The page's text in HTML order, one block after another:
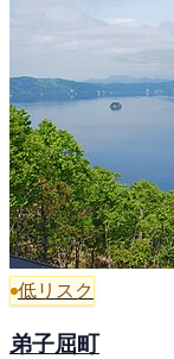
低リスク
弟子屈町